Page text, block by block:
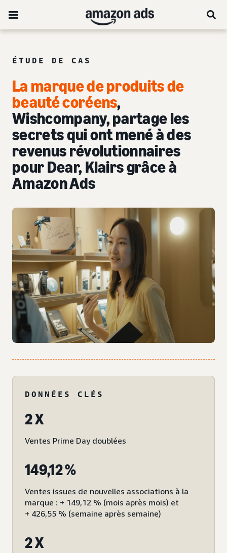
ÉTUDE DE CAS
La marque de produits de
beauté coréens,
Wishcompany, partage les
secrets qui ont mené à des
revenus révolutionnaires
pour Dear, Klairs grâce à
Amazon Ads
DONNÉES CLÉS
2 X
Ventes Prime Day doublées
149,12 %
Ventes issues de nouvelles associations à la
marque : + 149,12 % (mois après mois) et
+ 426,55 % (semaine après semaine)
2 X